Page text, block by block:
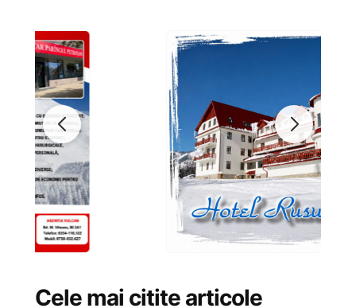
Cele mai citite articole